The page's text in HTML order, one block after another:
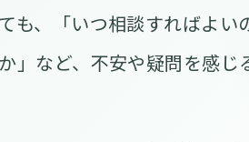
も、「いつ相談すればよい
」など、不安や疑問を感